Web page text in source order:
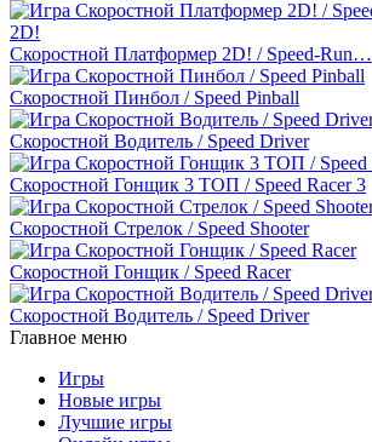
Скоростной Платформер 2D! / Speed-Run…
Скоростной Пинбол / Speed Pinball
Скоростной Водитель / Speed Driver
Скоростной Гонщик 3 ТОП / Speed Racer 3
Скоростной Стрелок / Speed Shooter
Скоростной Гонщик / Speed Racer
Скоростной Водитель / Speed Driver
Главное меню
Игры
Новые игры
Лучшие игры